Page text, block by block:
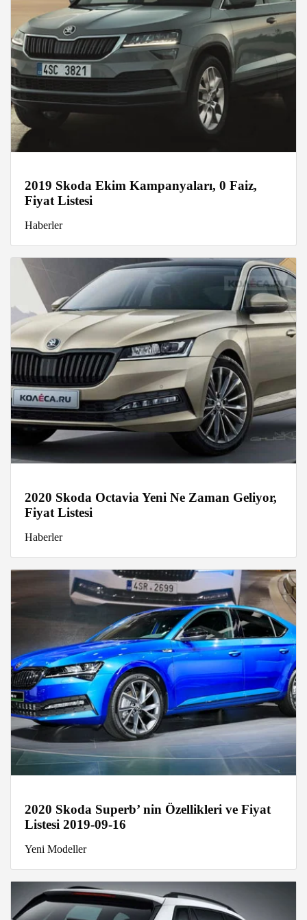
2019 Skoda Ekim Kampanyaları, 0 Faiz,
Fiyat Listesi
Haberler
2020 Skoda Octavia Yeni Ne Zaman Geliyor,
Fiyat Listesi
Haberler
2020 Skoda Superb’ nin Özellikleri ve Fiyat
Listesi 2019-09-16
Yeni Modeller